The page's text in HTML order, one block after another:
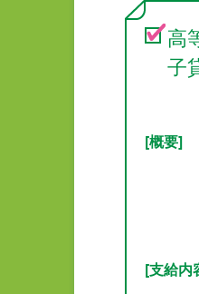
高
子
[概要]
[支給内